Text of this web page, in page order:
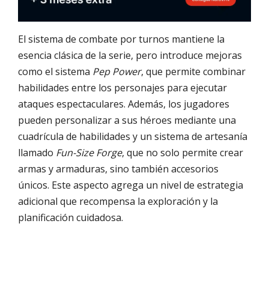
El sistema de combate por turnos mantiene la
esencia clásica de la serie, pero introduce mejoras
como el sistema Pep Power, que permite combinar
habilidades entre los personajes para ejecutar
ataques espectaculares. Además, los jugadores
pueden personalizar a sus héroes mediante una
cuadrícula de habilidades y un sistema de artesanía
llamado Fun-Size Forge, que no solo permite crear
armas y armaduras, sino también accesorios
únicos. Este aspecto agrega un nivel de estrategia
adicional que recompensa la exploración y la
planificación cuidadosa.